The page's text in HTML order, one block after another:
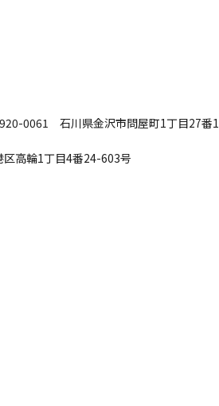
0061 石川県金沢市問屋町1丁目27番1
高輪1丁目4番24-603号